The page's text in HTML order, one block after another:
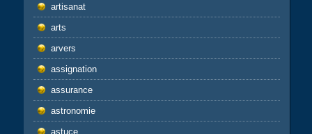
artisanat
arts
arvers
assignation
assurance
astronomie
astuce